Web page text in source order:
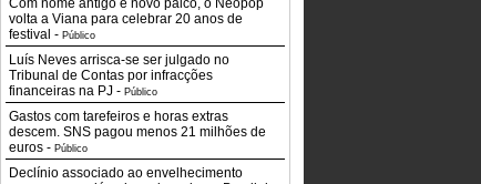
Com nome antigo e novo palco, o Neopop
volta a Viana para celebrar 20 anos de
festival - Público
Luís Neves arrisca-se ser julgado no
Tribunal de Contas por infracções
financeiras na PJ - Público
Gastos com tarefeiros e horas extras
descem. SNS pagou menos 21 milhões de
euros - Público
Declínio associado ao envelhecimento